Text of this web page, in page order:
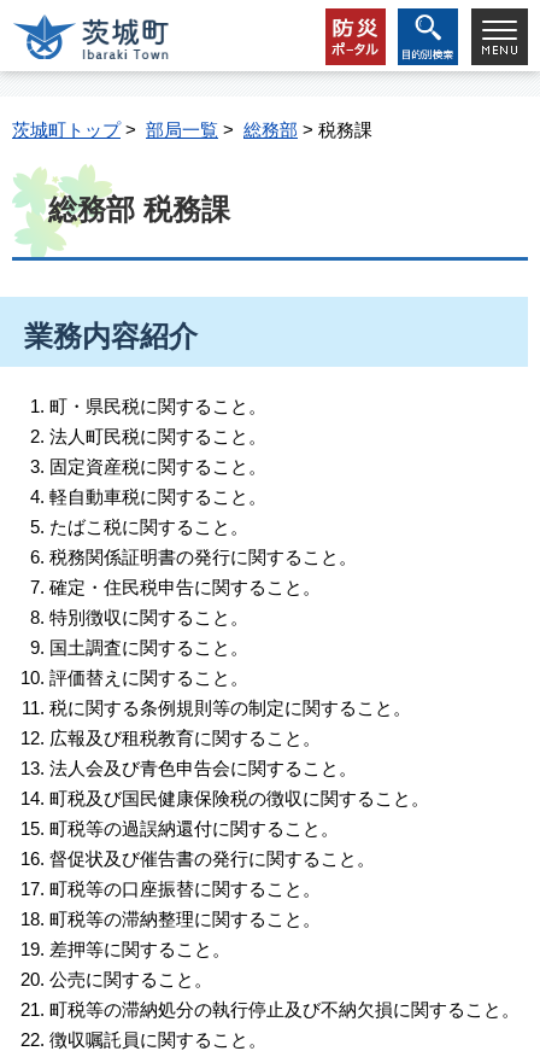
茨城町トップ> 部局一覧 > 総務部 > 税務課
総務部 税務課
業務内容紹介
町・県民税に関すること。
法人町民税に関すること。
固定資産税に関すること。
軽自動車税に関すること。
たばこ税に関すること。
税務関係証明書の発行に関すること。
確定・住民税申告に関すること。
特別徴収に関すること。
国土調査に関すること。
評価替えに関すること。
税に関する条例規則等の制定に関すること。
広報及び租税教育に関すること。
法人会及び青色申告会に関すること。
町税及び国民健康保険税の徴収に関すること。
町税等の過誤納還付に関すること。
督促状及び催告書の発行に関すること。
町税等の口座振替に関すること。
町税等の滞納整理に関すること。
差押等に関すること。
公売に関すること。
町税等の滞納処分の執行停止及び不納欠損に関すること。
徴収嘱託員に関すること。